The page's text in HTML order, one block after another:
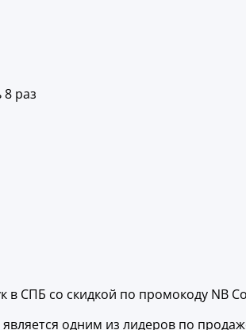
8 раз
в СПБ со скидкой по промокоду NB
одним из лидеров по